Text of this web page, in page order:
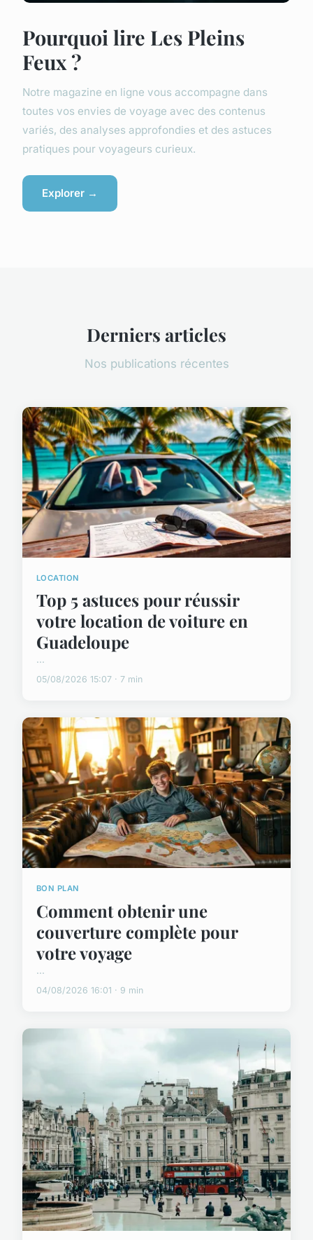
Pourquoi lire Les Pleins
Feux ?
Notre magazine en ligne vous accompagne dans
toutes vos envies de voyage avec des contenus
variés, des analyses approfondies et des astuces
pratiques pour voyageurs curieux.
Explorer →
Derniers articles
Nos publications récentes
LOCATION
Top 5 astuces pour réussir
votre location de voiture en
Guadeloupe
...
05/08/2026 15:07 · 7 min
BON PLAN
Comment obtenir une
couverture complète pour
votre voyage
...
04/08/2026 16:01 · 9 min